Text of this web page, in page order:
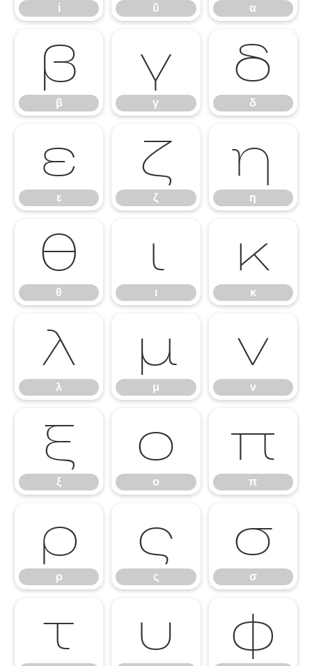
ί ΰ α
β
β
γ
γ
δ
δ
ε
ε
ζ
ζ
η
η
θ
θ
ι
ι
κ
κ
λ
λ
μ
μ
ν
ν
ξ
ξ
ο
ο
π
π
ρ
ρ
ς
ς
σ
σ
τ υ φ